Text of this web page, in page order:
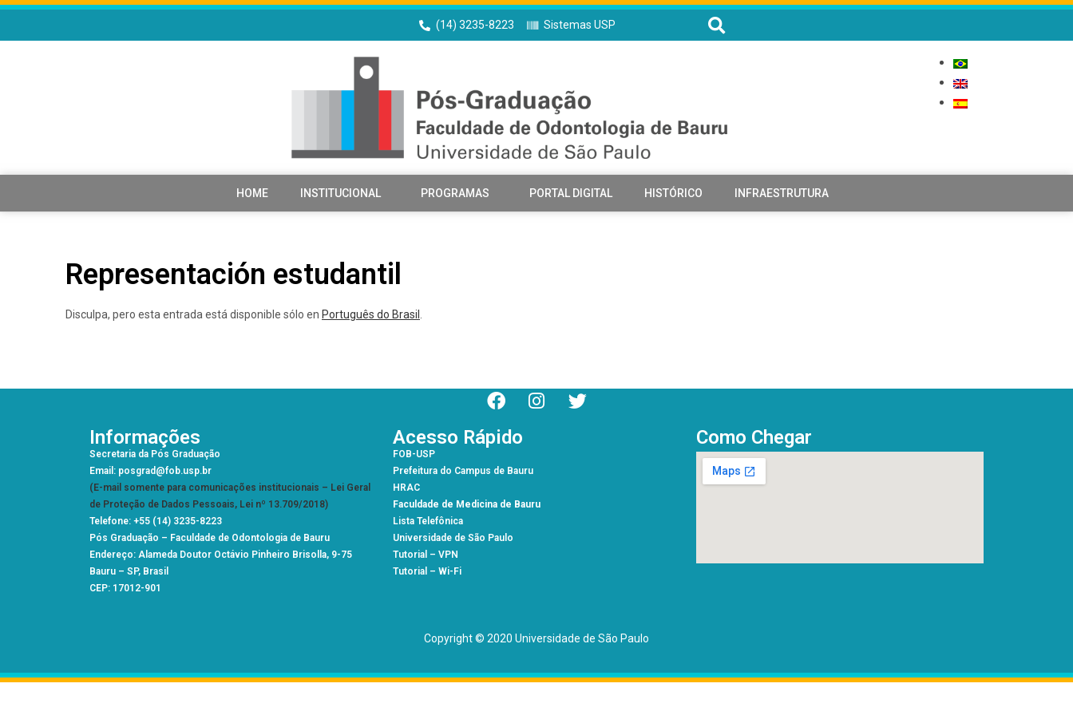
(14) 3235-8223 Sistemas USP
HOME INSTITUCIONAL PROGRAMAS PORTAL DIGITAL HISTÓRICO INFRAESTRUTURA
Representación estudantil
Disculpa, pero esta entrada está disponible sólo en Português do Brasil
Informações
Secretaria da Pós Graduação
Email: posgrad@fob.usp.br
(E-mail somente para comunicações institucionais – Lei Geral
de Proteção de Dados Pessoais, Lei nº 13.709/2018)
Telefone: +55 (14) 3235-8223
Pós Graduação – Faculdade de Odontologia de Bauru
Endereço: Alameda Doutor Octávio Pinheiro Brisolla, 9-75
Bauru – SP, Brasil
CEP: 17012-901
Acesso Rápido
FOB-USP
Prefeitura do Campus de Bauru
HRAC
Faculdade de Medicina de Bauru
Lista Telefônica
Universidade de São Paulo
Tutorial – VPN
Tutorial – Wi-Fi
Como Chegar
Copyright © 2020 Universidade de São Paulo